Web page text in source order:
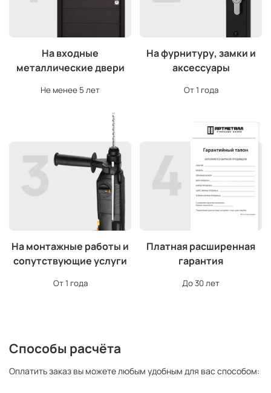
На входные
металлические двери
Не менее 5 лет
На фурнитуру, замки и
аксессуары
От 1 года
На монтажные работы и
сопутствующие услуги
От 1 года
Платная расширенная
гарантия
До 30 лет
Способы расчёта
Оплатить заказ вы можете любым удобным для вас способом: